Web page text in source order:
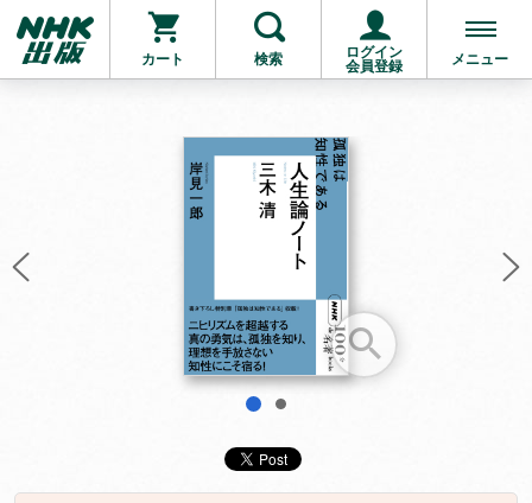
カート 検索
ログイン
会員登録
メニュー
お支払いに進む
他にも商品を買う
1